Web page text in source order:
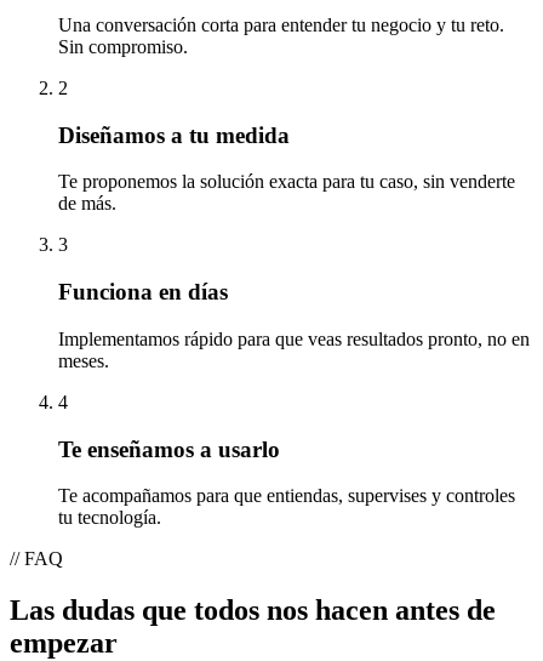
Una conversación corta para entender tu negocio y tu reto.
Sin compromiso.
2
Diseñamos a tu medida
Te proponemos la solución exacta para tu caso, sin venderte
de más.
3
Funciona en días
Implementamos rápido para que veas resultados pronto, no en
meses.
4
Te enseñamos a usarlo
Te acompañamos para que entiendas, supervises y controles
tu tecnología.
//FAQ
Las dudas que todos nos hacen antes de
empezar